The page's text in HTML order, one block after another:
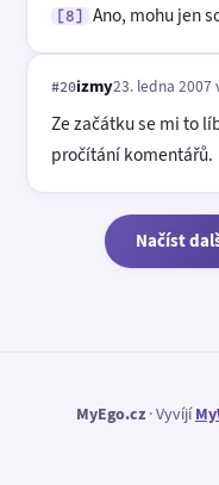
[8] Ano, mohu jen
#20izmy23. ledna 2007
Ze začátku se mi to
pročítání komentářů.
Načíst
MyEgo.cz · Vyvíjí